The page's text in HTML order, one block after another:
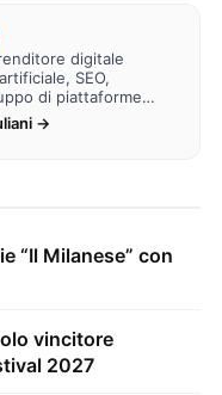
digitale
SEO,
di piattaforme
→
“Il Milanese” con
vincitore
2027